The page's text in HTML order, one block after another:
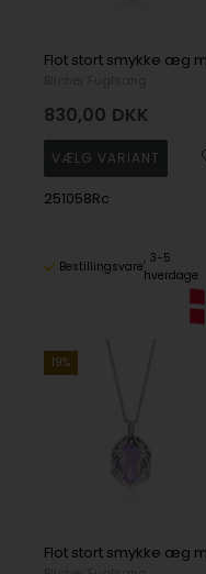
830,00 DKK
251058Rc
Bestillingsvare
3-5
hverdage
19%